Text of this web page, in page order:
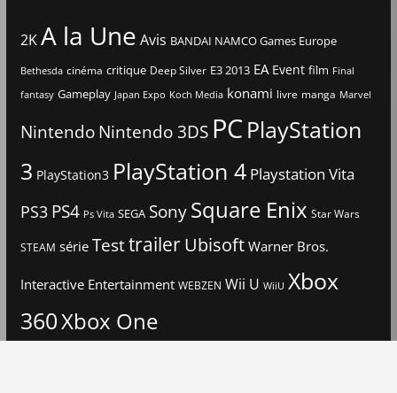
2KA la Une Avis BANDAI NAMCO Games Europe
Bethesda cinéma critique Deep Silver E3 2013 EA Event film Final
fantasy Gameplay Japan Expo Koch Media konami livre manga Marvel
Nintendo Nintendo 3DS PCPlayStation
3 PlayStation3 PlayStation 4 Playstation Vita
PS3 PS4 Ps Vita SEGA Sony Square Enix Star Wars
STEAM série TesttrailerUbisoftWarner Bros.
Interactive Entertainment WEBZEN Wii U WiiU Xbox
360Xbox One